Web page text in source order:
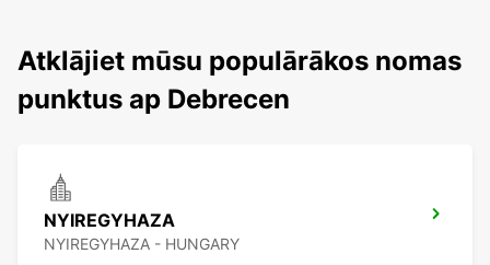
Atklājiet mūsu populārākos nomas
punktus ap Debrecen
NYIREGYHAZA
NYIREGYHAZA - HUNGARY